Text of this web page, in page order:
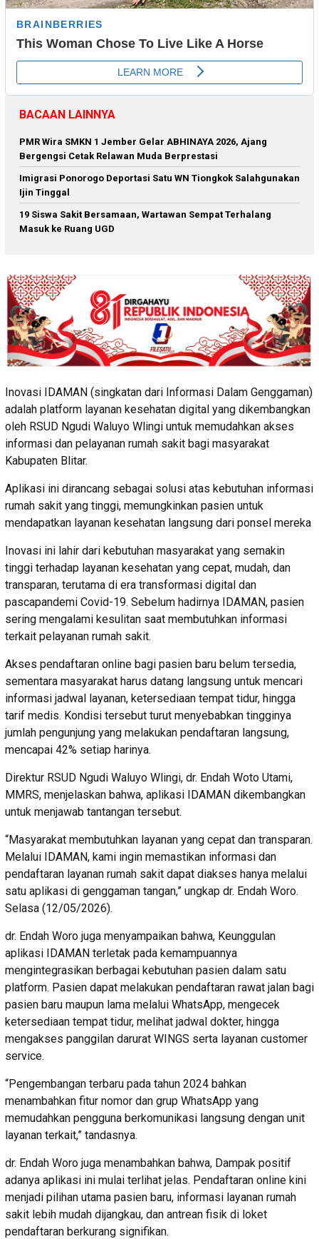
BACAAN LAINNYA
PMR Wira SMKN 1 Jember Gelar ABHINAYA 2026, Ajang
Bergengsi Cetak Relawan Muda Berprestasi
Imigrasi Ponorogo Deportasi Satu WN Tiongkok Salahgunakan
Ijin Tinggal
19 Siswa Sakit Bersamaan, Wartawan Sempat Terhalang
Masuk ke Ruang UGD
Inovasi IDAMAN (singkatan dari Informasi Dalam Genggaman)
adalah platform layanan kesehatan digital yang dikembangkan
oleh RSUD Ngudi Waluyo Wlingi untuk memudahkan akses
informasi dan pelayanan rumah sakit bagi masyarakat
Kabupaten Blitar.
Aplikasi ini dirancang sebagai solusi atas kebutuhan informasi
rumah sakit yang tinggi, memungkinkan pasien untuk
mendapatkan layanan kesehatan langsung dari ponsel mereka
Inovasi ini lahir dari kebutuhan masyarakat yang semakin
tinggi terhadap layanan kesehatan yang cepat, mudah, dan
transparan, terutama di era transformasi digital dan
pascapandemi Covid-19. Sebelum hadirnya IDAMAN, pasien
sering mengalami kesulitan saat membutuhkan informasi
terkait pelayanan rumah sakit.
Akses pendaftaran online bagi pasien baru belum tersedia,
sementara masyarakat harus datang langsung untuk mencari
informasi jadwal layanan, ketersediaan tempat tidur, hingga
tarif medis. Kondisi tersebut turut menyebabkan tingginya
jumlah pengunjung yang melakukan pendaftaran langsung,
mencapai 42% setiap harinya.
Direktur RSUD Ngudi Waluyo Wlingi, dr. Endah Woto Utami,
MMRS, menjelaskan bahwa, aplikasi IDAMAN dikembangkan
untuk menjawab tantangan tersebut.
“Masyarakat membutuhkan layanan yang cepat dan transparan.
Melalui IDAMAN, kami ingin memastikan informasi dan
pendaftaran layanan rumah sakit dapat diakses hanya melalui
satu aplikasi di genggaman tangan,” ungkap dr. Endah Woro.
Selasa (12/05/2026).
dr. Endah Woro juga menyampaikan bahwa, Keunggulan
aplikasi IDAMAN terletak pada kemampuannya
mengintegrasikan berbagai kebutuhan pasien dalam satu
platform. Pasien dapat melakukan pendaftaran rawat jalan bagi
pasien baru maupun lama melalui WhatsApp, mengecek
ketersediaan tempat tidur, melihat jadwal dokter, hingga
mengakses panggilan darurat WINGS serta layanan customer
service.
“Pengembangan terbaru pada tahun 2024 bahkan
menambahkan fitur nomor dan grup WhatsApp yang
memudahkan pengguna berkomunikasi langsung dengan unit
layanan terkait,” tandasnya.
dr. Endah Woro juga menambahkan bahwa, Dampak positif
adanya aplikasi ini mulai terlihat jelas. Pendaftaran online kini
menjadi pilihan utama pasien baru, informasi layanan rumah
sakit lebih mudah dijangkau, dan antrean fisik di loket
pendaftaran berkurang signifikan.